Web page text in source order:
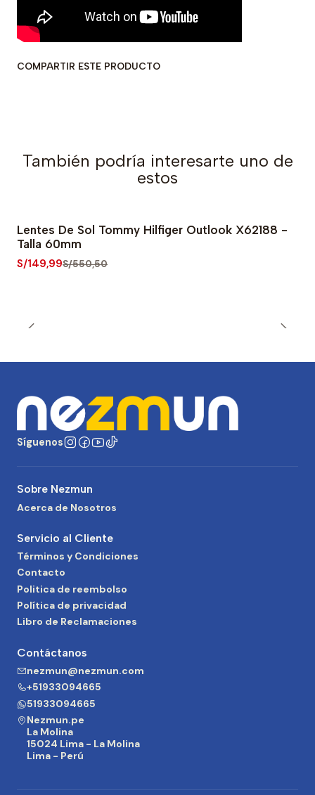
COMPARTIR ESTE PRODUCTO
También podría interesarte uno de
estos
-73% OFF
Lentes De Sol Tommy Hilfiger Outlook X62188 -
Talla 60mm
S/149,99S/550,50
Síguenos
Sobre Nezmun
Acerca de Nosotros
Servicio al Cliente
Términos y Condiciones
Contacto
Politica de reembolso
Política de privacidad
Libro de Reclamaciones
Contáctanos
nezmun@nezmun.com
+51933094665
51933094665
Nezmun.pe
La Molina
15024 Lima - La Molina
Lima - Perú